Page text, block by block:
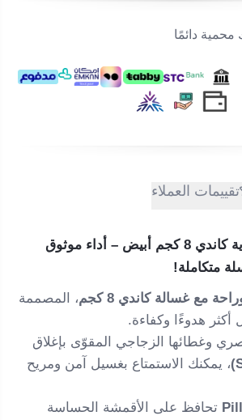
محمية دائمًا
تقييمات العملاء
غسالة تعبئة علوية كاندي 8 كجم أبيض – أداء موثوق
متكاملة!
مع غسالة كاندي 8 كجم
، المصممة
هدوءًا وكفاءة.
وغطائها الزجاجي المقوّى بإغلاق
، يمكنك الاستمتاع بغسيل آمن ومريح
تحافظ على الأقمشة الحساسة